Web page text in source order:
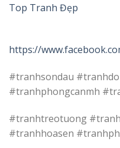
Top Tranh Đẹp
https://
#tranhsondau
#tranhphongcanmh
#tranhtreotuong
#tranhhoasen